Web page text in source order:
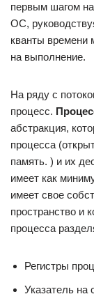
первым шагом
ОС,
кванты времени
на выполнение.
На ряду с
процесс.
абстракция,
процесса
память. ) и их
имеет как
имеет свое
пространство и
процесса
Регистры
Указатель на